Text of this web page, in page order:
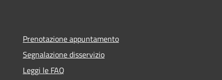
Prenotazione appuntamento
Segnalazione disservizio
Leggi le FAQ